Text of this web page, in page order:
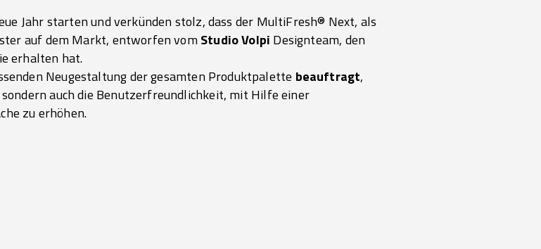
Jahr starten und verkünden stolz, dass der MultiFresh® Next, als
auf dem Markt, entworfen vom Studio Volpi Designteam, den
erhalten hat.
Neugestaltung der gesamten Produktpalette beauftragt,
auch die Benutzerfreundlichkeit, mit Hilfe einer
zu erhöhen.